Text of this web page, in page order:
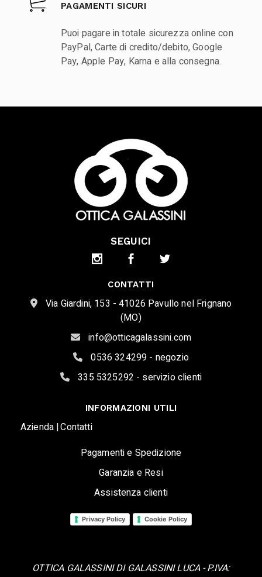
PAGAMENTI SICURI
Puoi pagare in totale sicurezza online con
PayPal, Carte di credito/debito, Google
Pay, Apple Pay, Karna e alla consegna.
SEGUICI
CONTATTI
Via Giardini, 153 - 41026 Pavullo nel Frignano
(MO)
info@otticagalassini.com
0536 324299 - negozio
335 5325292 - servizio clienti
INFORMAZIONI UTILI
Azienda |Contatti
Pagamenti e Spedizione
Garanzia e Resi
Assistenza clienti
Privacy Policy Cookie Policy
OTTICA GALASSINI DI GALASSINI LUCA - P.IVA: